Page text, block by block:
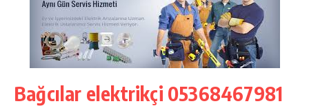
Bağcılar elektrikçi 05368467981